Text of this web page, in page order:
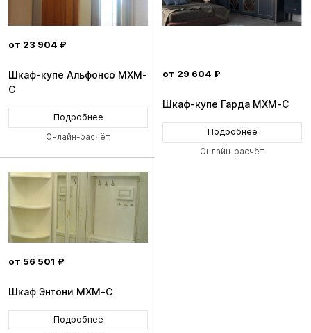
от 23 904 ₽
Шкаф-купе Альфонсо MXM-
C
Подробнее
Онлайн-расчёт
от 29 604 ₽
Шкаф-купе Гарда MXM-C
Подробнее
Онлайн-расчёт
от 56 501 ₽
Шкаф Энтони MXM-C
Подробнее